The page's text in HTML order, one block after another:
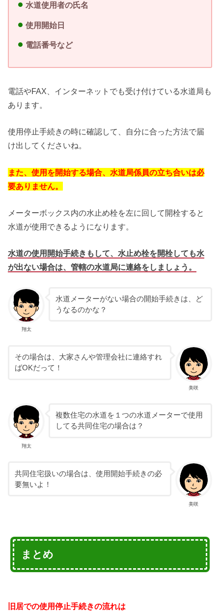
水道使用者の氏名
使用開始日
電話番号など
電話やFAX、インターネットでも受け付けている水道局も
あります。
使用停止手続きの時に確認して、自分に合った方法で届
け出してくださいね。
また、使用を開始する場合、水道局係員の立ち合いは必
要ありません。
メーターボックス内の水止め栓を左に回して開栓すると
水道が使用できるようになります。
水道の使用開始手続きもして、水止め栓を開栓しても水
が出ない場合は、管轄の水道局に連絡をしましょう。
翔太
水道メーターがない場合の開始手続きは、ど
うなるのかな？
美咲
その場合は、大家さんや管理会社に連絡すれ
ばOKだって！
翔太
複数住宅の水道を１つの水道メーターで使用
してる共同住宅の場合は？
美咲
共同住宅扱いの場合は、使用開始手続きの必
要無いよ！
まとめ
旧居での使用停止手続きの流れは